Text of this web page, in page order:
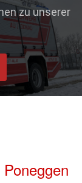
zu unserer